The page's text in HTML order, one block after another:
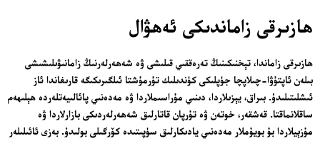
تور بېكىتىمىز
ئاناسەھىپە
بىز كىم؟
بىزنى قوللاڭ
ھازىرقى زاماندىكى ئەھۋال
ھازىرقى زاماندا، تېخنىكىنىڭ تەرەققىي قىلىشى ۋە شەھەرلەرنىڭ زامانىۋىلىشىشى
بىلەن ئاپتۇۋا-چىلاپچا جۈپلىكى كۈندىلىك تۇرمۇشتا ئىلگىرىكىگە قارىغاندا ئاز
ئىشلىتىلىدۇ. بىراق، يېزىلاردا، دىنىي مۇراسىملاردا ۋە مەدەنىي پائالىيەتلەردە ھېلىھەم
ساقلانماقتا. قەشقەر، خوتەن ۋە تۇرپان قاتارلىق شەھەرلەردىكى بازارلاردا ۋە
مۇزېيلاردا بۇ بويۇملار مەدەنىي يادىكارلىق سۈپىتىدە كۆرگىلى بولىدۇ. بەزى ئائىلىلەر